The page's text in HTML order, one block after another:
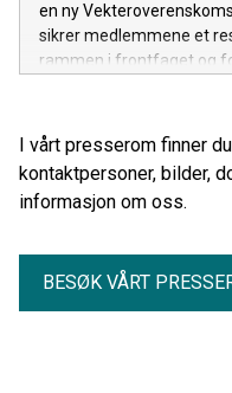
en ny
sikrer medlemmene et
rammen i frontfaget og
I vårt presserom finner
kontaktpersoner, bilder,
informasjon om oss.
BESØK VÅRT